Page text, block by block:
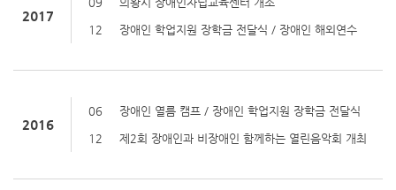
2017
12 장애인 학업지원 장학금 전달식 / 장애인 해외연수
2016
06 장애인 열름 캠프 / 장애인 학업지원 장학금 전달식
12 제2회 장애인과 비장애인 함께하는 열린음악회 개최